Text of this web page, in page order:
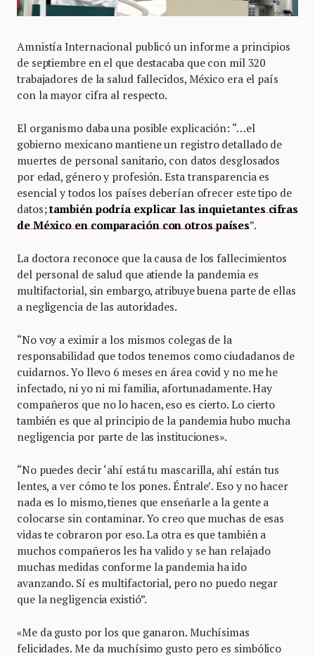
Amnistía Internacional publicó un informe a principios
de septiembre en el que destacaba que con mil 320
trabajadores de la salud fallecidos, México era el país
con la mayor cifra al respecto.
El organismo daba una posible explicación: “…el
gobierno mexicano mantiene un registro detallado de
muertes de personal sanitario, con datos desglosados
por edad, género y profesión. Esta transparencia es
esencial y todos los países deberían ofrecer este tipo de
datos; también podría explicar las inquietantes cifras
de México en comparación con otros países”.
La doctora reconoce que la causa de los fallecimientos
del personal de salud que atiende la pandemia es
multifactorial, sin embargo, atribuye buena parte de ellas
a negligencia de las autoridades.
“No voy a eximir a los mismos colegas de la
responsabilidad que todos tenemos como ciudadanos de
cuidarnos. Yo llevo 6 meses en área covid y no me he
infectado, ni yo ni mi familia, afortunadamente. Hay
compañeros que no lo hacen, eso es cierto. Lo cierto
también es que al principio de la pandemia hubo mucha
negligencia por parte de las instituciones».
“No puedes decir ‘ahí está tu mascarilla, ahí están tus
lentes, a ver cómo te los pones. Éntrale’. Eso y no hacer
nada es lo mismo, tienes que enseñarle a la gente a
colocarse sin contaminar. Yo creo que muchas de esas
vidas te cobraron por eso. La otra es que también a
muchos compañeros les ha valido y se han relajado
muchas medidas conforme la pandemia ha ido
avanzando. Sí es multifactorial, pero no puedo negar
que la negligencia existió”.
«Me da gusto por los que ganaron. Muchísimas
felicidades. Me da muchísimo gusto pero es simbólico